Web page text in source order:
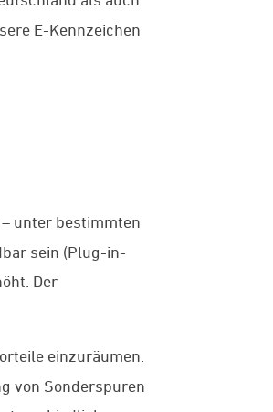
E-Kennzeichen
unter bestimmten
sein (Plug-in-
Der
einzuräumen.
von Sonderspuren